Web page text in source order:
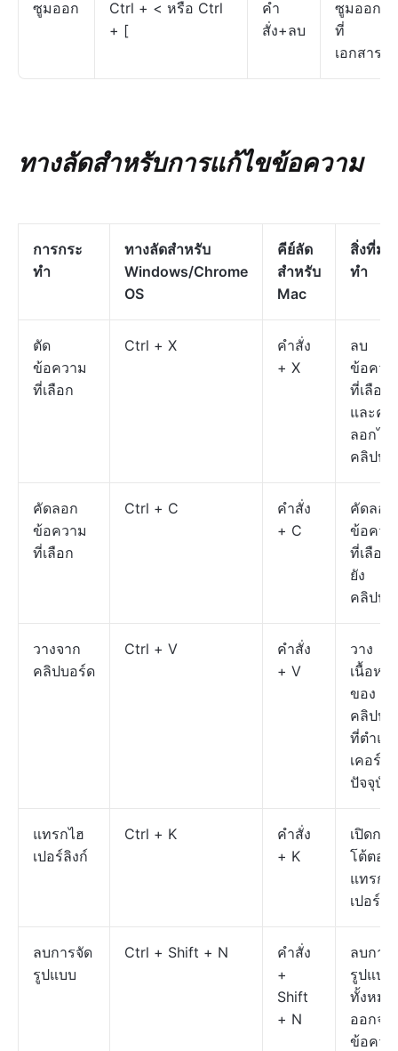
ซูมออก
Ctrl + < หรือ Ctrl
+ [
คำ
สั่ง+ลบ
ซูมออก
ที่
เอกสาร
ทางลัดสำหรับการแก้ไขข้อความ
การกระ
ทำ
ทางลัดสำหรับ
Windows/Chrome
OS
คีย์ลัด
สำหรับ
Mac
สิ่งที่มัน
ทำ
ตัด
ข้อความ
ที่เลือก
Ctrl + X
คำสั่ง
+ X
ลบ
ข้อคว
ที่เลือก
และคัด
ลอกไป
คลิปบอ
คัดลอก
ข้อความ
ที่เลือก
Ctrl + C
คำสั่ง
+ C
คัดลอก
ข้อคว
ที่เลือก
ยัง
คลิปบอ
วางจาก
คลิปบอร์ด
Ctrl + V
คำสั่ง
+ V
วาง
เนื้อหา
ของ
คลิปบอ
ที่ตำแห
เคอร์เ
ปัจจุบัน
แทรกไฮ
เปอร์ลิงก์
Ctrl + K
คำสั่ง
+ K
เปิดกล่
โต้ตอบ
แทรกไ
เปอร์ลิ
ลบการจัด
รูปแบบ
Ctrl + Shift + N
คำสั่ง
+
Shift
+ N
ลบการ
รูปแบบ
ทั้งหมด
ออกจา
ข้อคว